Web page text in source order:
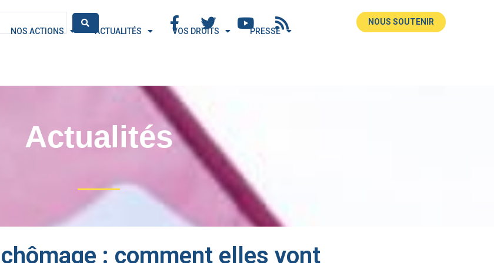
NOS ACTIONS ACTUALITÉS VOS DROITS PRESSE
NOUS SOUTENIR
Actualités
: comment elles vont